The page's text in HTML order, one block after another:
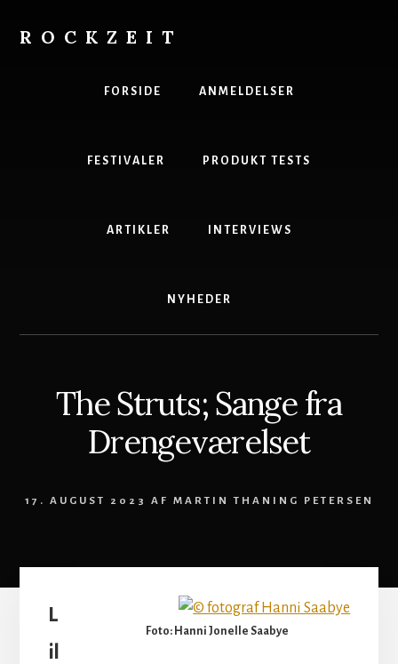
content
ROCKZEIT
FORSIDE ANMELDELSER
FESTIVALER PRODUKT TESTS
ARTIKLER INTERVIEWS
NYHEDER
The Struts; Sange fra
Drengeværelset
17. AUGUST 2023 AF MARTIN THANING PETERSEN
Foto: Hanni Jonelle Saabye
L
il